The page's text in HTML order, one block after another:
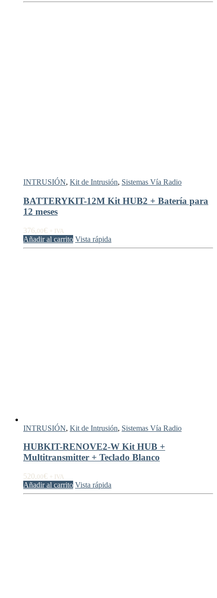
INTRUSIÓN, Kit de Intrusión, Sistemas Vía Radio
BATTERYKIT-12M Kit HUB2 + Batería para
12 meses
376,00€ + IVA
Añadir al carrito Vista rápida
INTRUSIÓN, Kit de Intrusión, Sistemas Vía Radio
HUBKIT-RENOVE2-W Kit HUB +
Multitransmitter + Teclado Blanco
520,00€ + IVA
Añadir al carrito Vista rápida